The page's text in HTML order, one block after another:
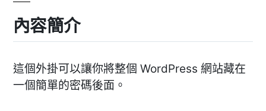
內容簡介
這個外掛可以讓你將整個 WordPress 網站藏在
一個簡單的密碼後面。